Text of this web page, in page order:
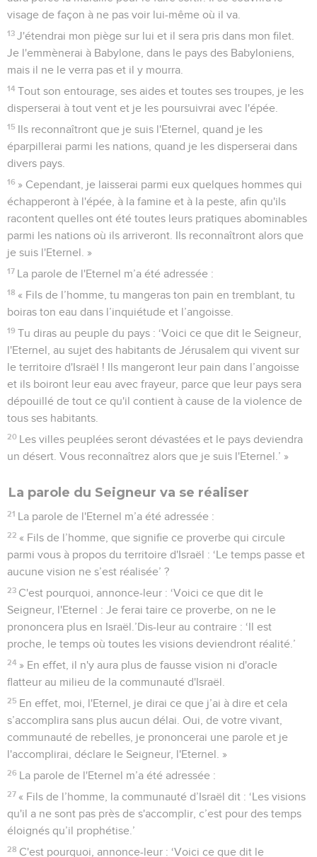
visage de façon à ne pas voir lui-même où il va.
13 J'étendrai mon piège sur lui et il sera pris dans mon filet.
Je l'emmènerai à Babylone, dans le pays des Babyloniens,
mais il ne le verra pas et il y mourra.
14 Tout son entourage, ses aides et toutes ses troupes, je les
disperserai à tout vent et je les poursuivrai avec l'épée.
15 Ils reconnaîtront que je suis l'Eternel, quand je les
éparpillerai parmi les nations, quand je les disperserai dans
divers pays.
16 » Cependant, je laisserai parmi eux quelques hommes qui
échapperont à l'épée, à la famine et à la peste, afin qu'ils
racontent quelles ont été toutes leurs pratiques abominables
parmi les nations où ils arriveront. Ils reconnaîtront alors que
je suis l'Eternel. »
17 La parole de l'Eternel m’a été adressée :
18 « Fils de l’homme, tu mangeras ton pain en tremblant, tu
boiras ton eau dans l’inquiétude et l’angoisse.
19 Tu diras au peuple du pays : ‘Voici ce que dit le Seigneur,
l'Eternel, au sujet des habitants de Jérusalem qui vivent sur
le territoire d'Israël ! Ils mangeront leur pain dans l’angoisse
et ils boiront leur eau avec frayeur, parce que leur pays sera
dépouillé de tout ce qu'il contient à cause de la violence de
tous ses habitants.
20 Les villes peuplées seront dévastées et le pays deviendra
un désert. Vous reconnaîtrez alors que je suis l'Eternel.’ »
La parole du Seigneur va se réaliser
21 La parole de l'Eternel m’a été adressée :
22 « Fils de l’homme, que signifie ce proverbe qui circule
parmi vous à propos du territoire d'Israël : ‘Le temps passe et
aucune vision ne s’est réalisée’ ?
23 C'est pourquoi, annonce-leur : ‘Voici ce que dit le
Seigneur, l'Eternel : Je ferai taire ce proverbe, on ne le
prononcera plus en Israël.’Dis-leur au contraire : ‘Il est
proche, le temps où toutes les visions deviendront réalité.’
24 » En effet, il n'y aura plus de fausse vision ni d'oracle
flatteur au milieu de la communauté d'Israël.
25 En effet, moi, l'Eternel, je dirai ce que j’ai à dire et cela
s’accomplira sans plus aucun délai. Oui, de votre vivant,
communauté de rebelles, je prononcerai une parole et je
l'accomplirai, déclare le Seigneur, l'Eternel. »
26 La parole de l'Eternel m’a été adressée :
27 « Fils de l’homme, la communauté d’Israël dit : ‘Les visions
qu'il a ne sont pas près de s'accomplir, c’est pour des temps
éloignés qu’il prophétise.’
28 C'est pourquoi, annonce-leur : ‘Voici ce que dit le